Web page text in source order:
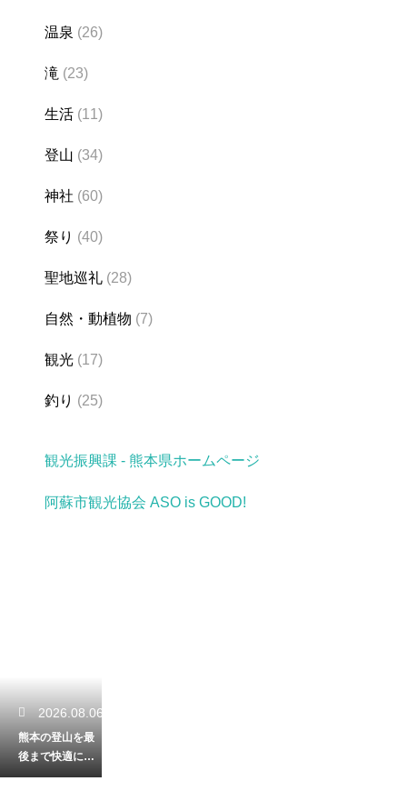
温泉 (26)
滝 (23)
生活 (11)
登山 (34)
神社 (60)
祭り (40)
聖地巡礼 (28)
自然・動植物 (7)
観光 (17)
釣り (25)
観光振興課 - 熊本県ホームページ
阿蘇市観光協会 ASO is GOOD!
2026.08.06
熊本の登山を最
後まで快適に満
喫！下り坂でも